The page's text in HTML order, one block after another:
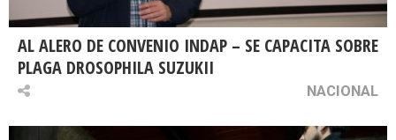
AL ALERO DE CONVENIO INDAP – SE CAPACITA SOBRE
PLAGA DROSOPHILA SUZUKII
NACIONAL